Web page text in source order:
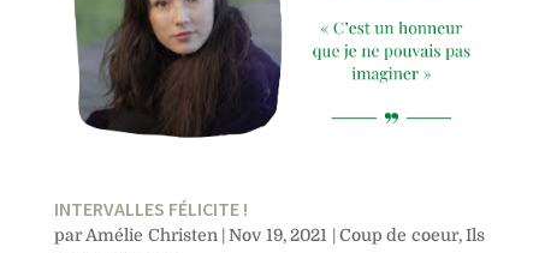
INTERVALLES FÉLICITE !
parAmélie Christen|Nov 19, 2021 |Coup de coeur,Ils